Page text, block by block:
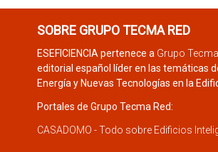
SOBRE GRUPO TECMA RED
ESEFICIENCIA pertenece a Grupo
editorial español líder en las temáticas
Energía y Nuevas Tecnologías en la
Portales de Grupo Tecma Red:
CASADOMO - Todo sobre Edificios